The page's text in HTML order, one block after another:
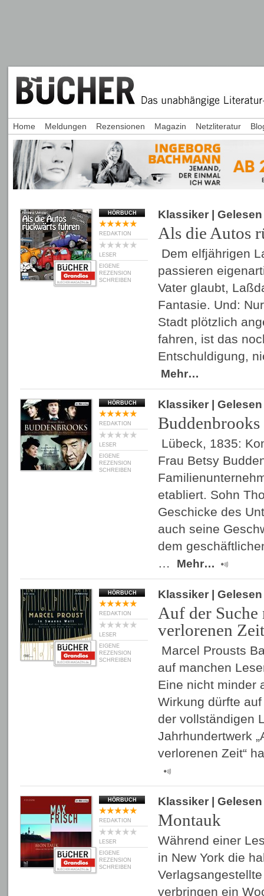
HÖRBUCH
REDAKTION
LESER
EIGENE
REZENSION
SCHREIBEN
Klassiker |
Als die Autos
Dem elfjährigen
passieren
Vater glaubt,
Fantasie. Und:
Stadt plötzlich
fahren, ist das
Entschuldigung,
Mehr…
HÖRBUCH
REDAKTION
LESER
EIGENE
REZENSION
SCHREIBEN
Klassiker |
Buddenbrooks
Lübeck, 1835:
Frau Betsy
etabliert. Sohn
Geschicke des
auch seine
dem
…
Mehr…
HÖRBUCH
REDAKTION
LESER
EIGENE
REZENSION
SCHREIBEN
Klassiker |
Auf der Suche
verlorenen
Marcel Prousts
auf manchen
Eine nicht minder
Wirkung dürfte
der vollständigen
Jahrhundertwerk
verlorenen Zeit“
HÖRBUCH
REDAKTION
LESER
EIGENE
REZENSION
SCHREIBEN
Klassiker |
Montauk
Während einer
in New York die
verbringen ein
Home Meldungen Rezensionen Magazin Netzliteratur